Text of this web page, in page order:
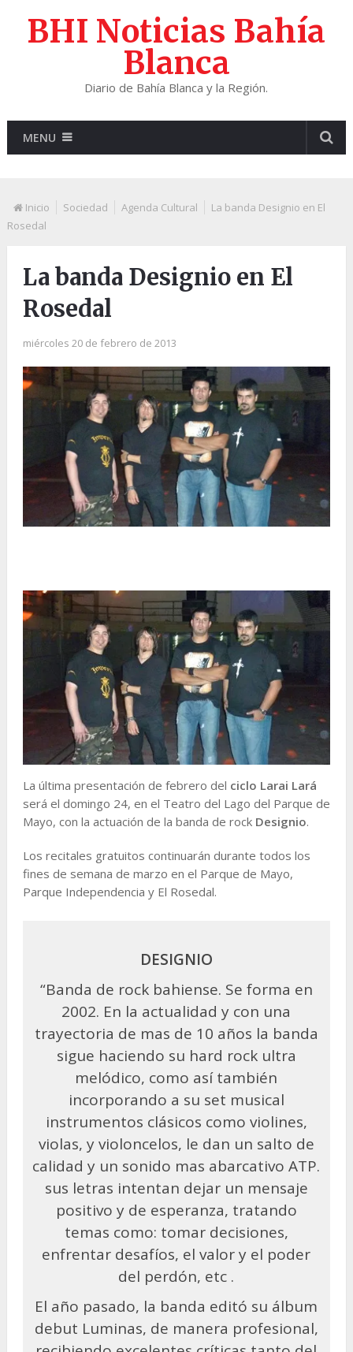
BHI Noticias Bahía
Blanca
Diario de Bahía Blanca y la Región.
MENU
Inicio Sociedad Agenda Cultural
La banda Designio en El
Rosedal
La banda Designio en El
Rosedal
miércoles 20 de febrero de 2013
La última presentación de febrero del ciclo Larai Lará
será el domingo 24, en el Teatro del Lago del Parque de
Mayo, con la actuación de la banda de rock Designio.
Los recitales gratuitos continuarán durante todos los
fines de semana de marzo en el Parque de Mayo,
Parque Independencia y El Rosedal.
DESIGNIO
“Banda de rock bahiense. Se forma en
2002. En la actualidad y con una
trayectoria de mas de 10 años la banda
sigue haciendo su hard rock ultra
melódico, como así también
incorporando a su set musical
instrumentos clásicos como violines,
violas, y violoncelos, le dan un salto de
calidad y un sonido mas abarcativo ATP.
sus letras intentan dejar un mensaje
positivo y de esperanza, tratando
temas como: tomar decisiones,
enfrentar desafíos, el valor y el poder
del perdón, etc .
El año pasado, la banda editó su álbum
debut Luminas, de manera profesional,